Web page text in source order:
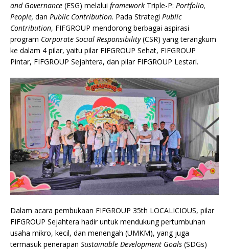
and Governance (ESG) melalui framework Triple-P: Portfolio,
People, dan Public Contribution. Pada Strategi Public
Contribution, FIFGROUP mendorong berbagai aspirasi
program Corporate Social Responsibility(CSR) yang terangkum
ke dalam 4 pilar, yaitu pilar FIFGROUP Sehat, FIFGROUP
Pintar, FIFGROUP Sejahtera, dan pilar FIFGROUP Lestari.
Dalam acara pembukaan FIFGROUP 35th LOCALICIOUS, pilar
FIFGROUP Sejahtera hadir untuk mendukung pertumbuhan
usaha mikro, kecil, dan menengah (UMKM), yang juga
termasuk penerapan Sustainable Development Goals (SDGs)